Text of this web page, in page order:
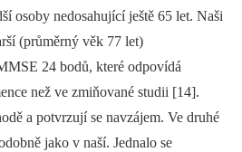
osoby nedosahující ještě 65 let. Naši
(průměrný věk 77 let)
24 bodů, které odpovídá
než ve zmiňované studii [14].
a potvrzují se navzájem. Ve druhé
jako v naší. Jednalo se